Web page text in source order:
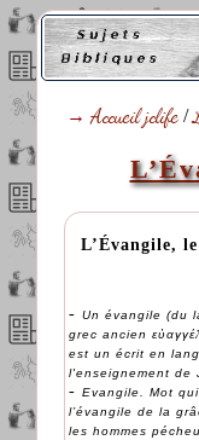
→ Accueil jclife /
L’Évangile,
- Un évangile (du
grec ancien
est un écrit en
l'enseignement de
- Evangile. Mot
l’évangile de la
les hommes